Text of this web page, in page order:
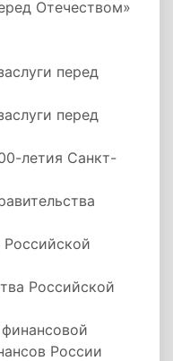
Отечеством»
перед
перед
летия Санкт-
Российской
Российской
России